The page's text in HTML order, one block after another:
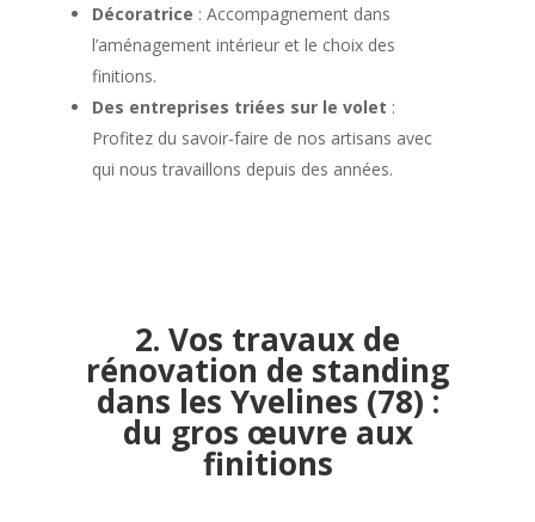
Décoratrice : Accompagnement dans
l’aménagement intérieur et le choix des
finitions.
Des entreprises triées sur le volet :
Profitez du savoir-faire de nos artisans avec
qui nous travaillons depuis des années.
2. Vos travaux de
rénovation de standing
dans les Yvelines (78) :
du gros œuvre aux
finitions